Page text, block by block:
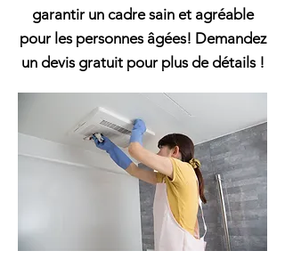
garantir un cadre sain et agréable
pour les personnes âgées! Demandez
un devis gratuit pour plus de détails !